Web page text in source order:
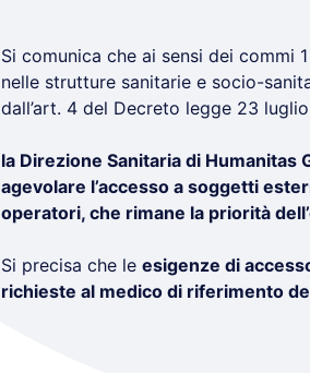
Si comunica che ai sensi dei commi
nelle strutture sanitarie e socio-
dall’art. 4 del Decreto legge 23 luglio
la Direzione Sanitaria di
agevolare l’accesso a soggetti
operatori, che rimane la priorità
Si precisa che le esigenze di
richieste al medico di riferimento